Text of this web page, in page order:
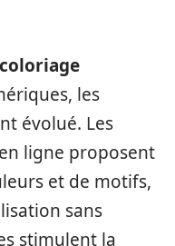
les
évolué. Les
ligne proposent
et de motifs,
sans
stimulent la